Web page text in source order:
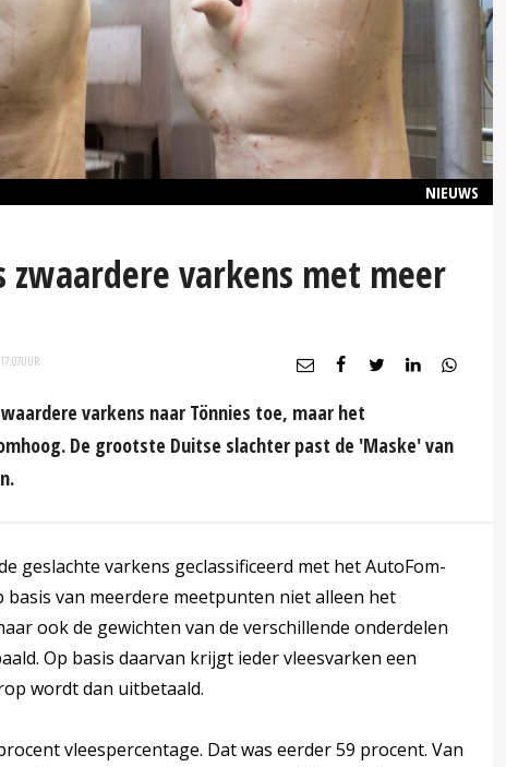
NIEUWS
zwaardere varkens met meer
UUR
varkens naar Tönnies toe, maar het
De grootste Duitse slachter past de 'Maske' van
geslachte varkens geclassificeerd met het AutoFom-
basis van meerdere meetpunten niet alleen het
ook de gewichten van de verschillende onderdelen
Op basis daarvan krijgt ieder vleesvarken een
wordt dan uitbetaald.
vleespercentage. Dat was eerder 59 procent. Van